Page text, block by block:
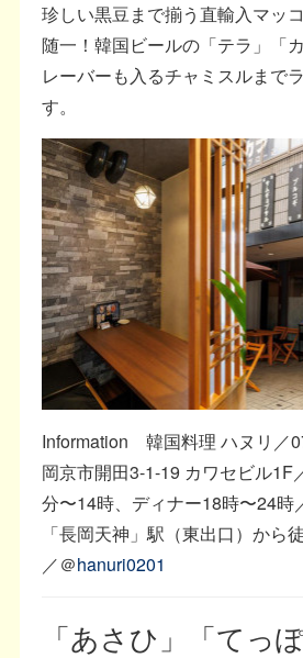
珍しい黒豆まで揃う直輸入マッ
随一！韓国ビールの「テラ」「
レーバーも入るチャミスルまで
す。
Information 韓国料理 ハヌリ／
岡京市開田3-1-19 カワセビル1F
分〜14時、ディナー18時〜24時
「長岡天神」駅（東出口）から
／＠hanuri0201
「あさひ」「てっ